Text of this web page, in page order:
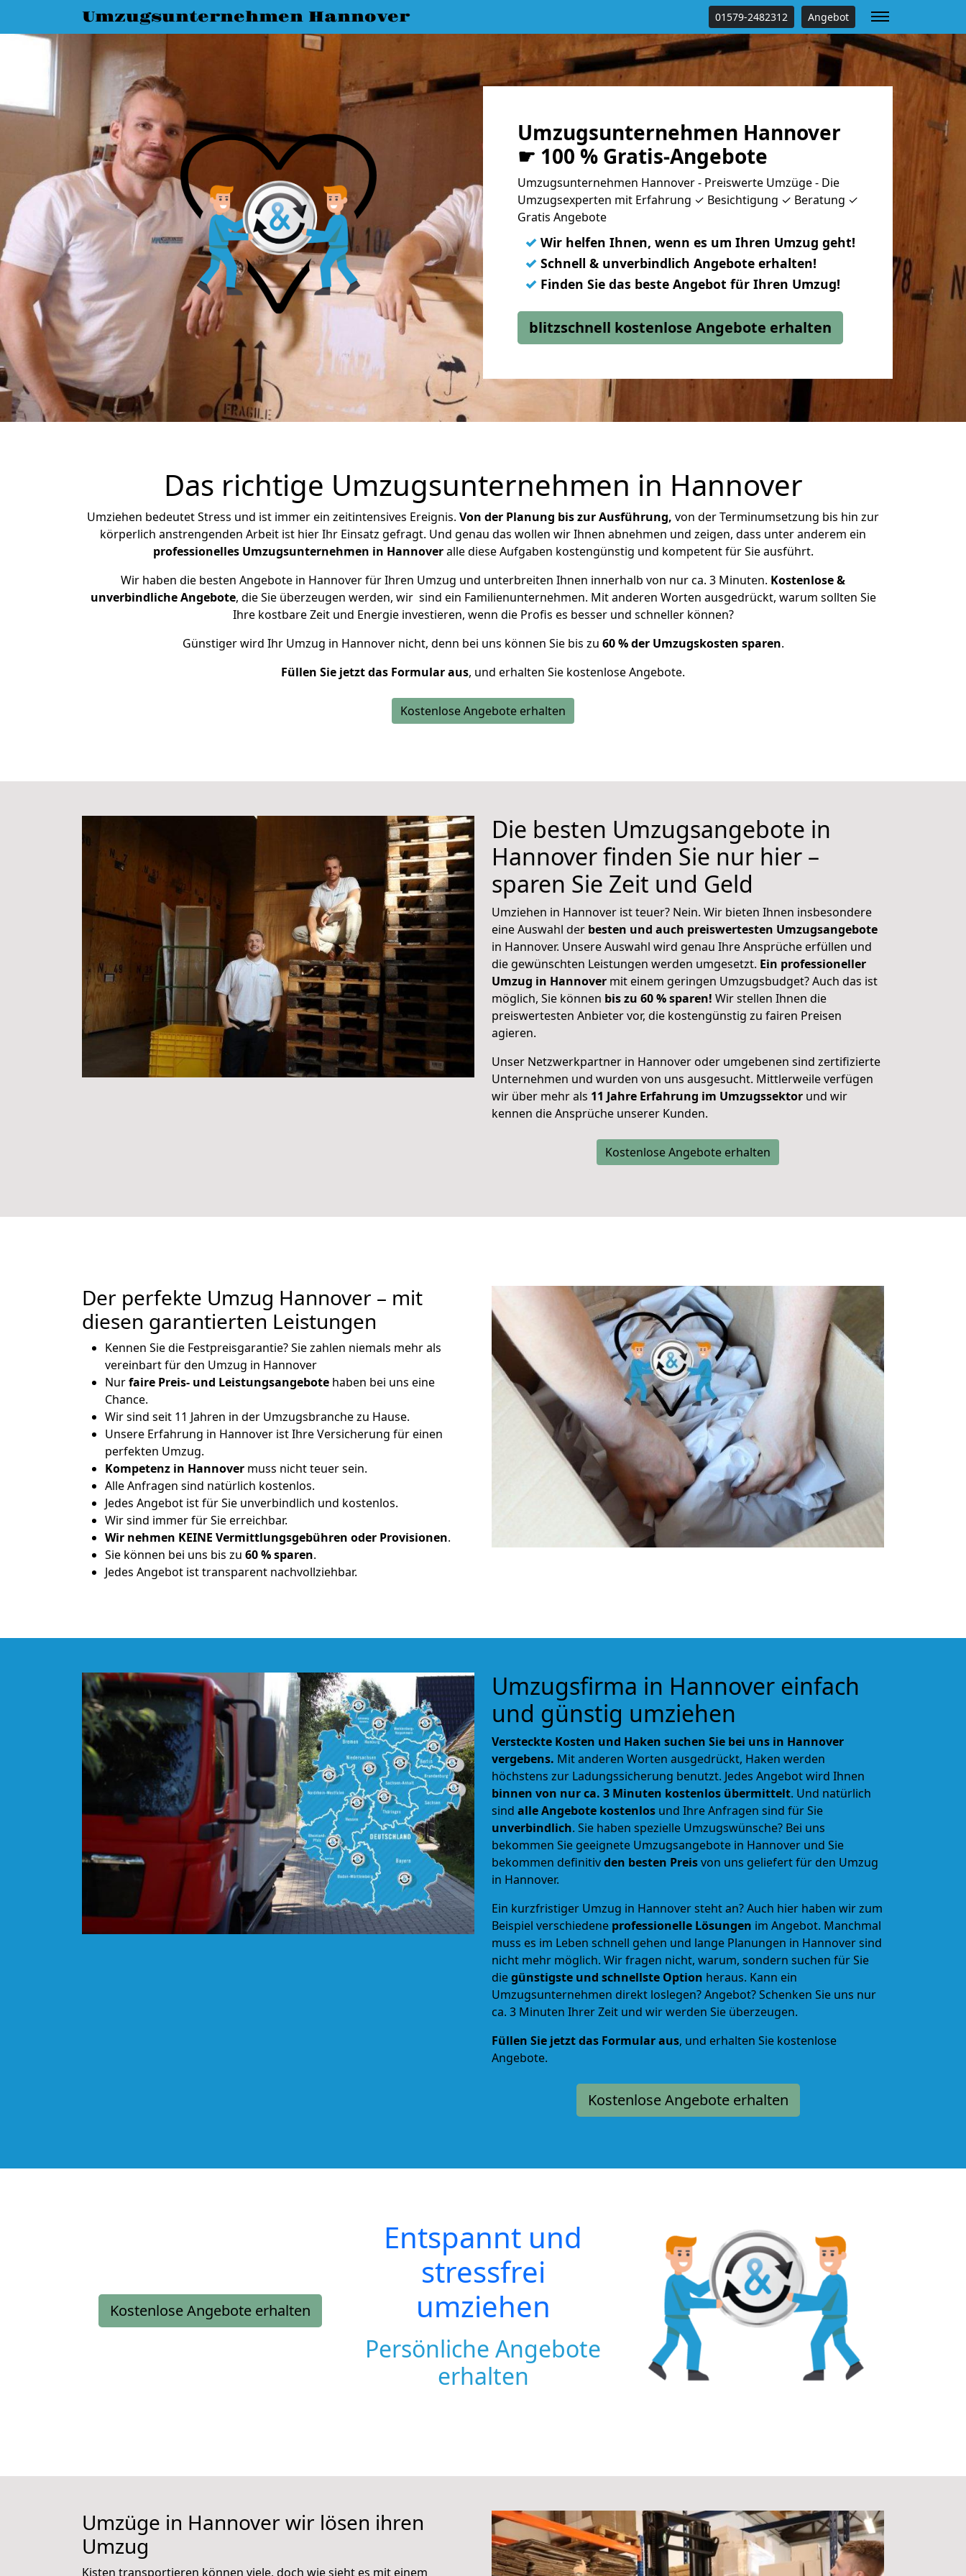
Umzugsunternehmen Hannover 01579-2482312 Angebot
Umzugsunternehmen Hannover
☛ 100 % Gratis-Angebote
Umzugsunternehmen Hannover - Preiswerte Umzüge - Die
Umzugsexperten mit Erfahrung ✓ Besichtigung ✓ Beratung ✓
Gratis Angebote
✓ Wir helfen Ihnen, wenn es um Ihren Umzug geht!
✓ Schnell & unverbindlich Angebote erhalten!
✓ Finden Sie das beste Angebot für Ihren Umzug!
blitzschnell kostenlose Angebote erhalten
Das richtige Umzugsunternehmen in Hannover
Umziehen bedeutet Stress und ist immer ein zeitintensives Ereignis. Von der Planung bis zur Ausführung, von der Terminumsetzung bis hin zur
körperlich anstrengenden Arbeit ist hier Ihr Einsatz gefragt. Und genau das wollen wir Ihnen abnehmen und zeigen, dass unter anderem ein
professionelles Umzugsunternehmen in Hannoveralle diese Aufgaben kostengünstig und kompetent für Sie ausführt.
Wir haben die besten Angebote in Hannover für Ihren Umzug und unterbreiten Ihnen innerhalb von nur ca. 3 Minuten. Kostenlose &
unverbindliche Angebote, die Sie überzeugen werden, wir sind ein Familienunternehmen. Mit anderen Worten ausgedrückt, warum sollten Sie
Ihre kostbare Zeit und Energie investieren, wenn die Profis es besser und schneller können?
Günstiger wird Ihr Umzug in Hannover nicht, denn bei uns können Sie bis zu 60 % der Umzugskosten sparen.
Füllen Sie jetzt das Formular aus, und erhalten Sie kostenlose Angebote.
Kostenlose Angebote erhalten
Die besten Umzugsangebote in
Hannover finden Sie nur hier –
sparen Sie Zeit und Geld
Umziehen in Hannover ist teuer? Nein. Wir bieten Ihnen insbesondere
eine Auswahl der besten und auch preiswertesten Umzugsangebote
in Hannover. Unsere Auswahl wird genau Ihre Ansprüche erfüllen und
die gewünschten Leistungen werden umgesetzt. Ein professioneller
Umzug in Hannover mit einem geringen Umzugsbudget? Auch das ist
möglich, Sie können bis zu 60 % sparen! Wir stellen Ihnen die
preiswertesten Anbieter vor, die kostengünstig zu fairen Preisen
agieren.
Unser Netzwerkpartner in Hannover oder umgebenen sind zertifizierte
Unternehmen und wurden von uns ausgesucht. Mittlerweile verfügen
wir über mehr als 11 Jahre Erfahrung im Umzugssektor und wir
kennen die Ansprüche unserer Kunden.
Kostenlose Angebote erhalten
Der perfekte Umzug Hannover – mit
diesen garantierten Leistungen
Kennen Sie die Festpreisgarantie? Sie zahlen niemals mehr als
vereinbart für den Umzug in Hannover
Nurfaire Preis- und Leistungsangebote haben bei uns eine
Chance.
Wir sind seit 11 Jahren in der Umzugsbranche zu Hause.
Unsere Erfahrung in Hannover ist Ihre Versicherung für einen
perfekten Umzug.
Kompetenz in Hannover muss nicht teuer sein.
Alle Anfragen sind natürlich kostenlos.
Jedes Angebot ist für Sie unverbindlich und kostenlos.
Wir sind immer für Sie erreichbar.
Wir nehmen KEINE Vermittlungsgebühren oder Provisionen.
Sie können bei uns bis zu 60 % sparen.
Jedes Angebot ist transparent nachvollziehbar.
Umzugsfirma in Hannover einfach
und günstig umziehen
Versteckte Kosten und Haken suchen Sie bei uns in Hannover
vergebens. Mit anderen Worten ausgedrückt, Haken werden
höchstens zur Ladungssicherung benutzt. Jedes Angebot wird Ihnen
binnen von nur ca. 3 Minuten kostenlos übermittelt. Und natürlich
sind alle Angebote kostenlos und Ihre Anfragen sind für Sie
unverbindlich. Sie haben spezielle Umzugswünsche? Bei uns
bekommen Sie geeignete Umzugsangebote in Hannover und Sie
bekommen definitivden besten Preisvon uns geliefert für den Umzug
in Hannover.
Ein kurzfristiger Umzug in Hannover steht an? Auch hier haben wir zum
Beispiel verschiedene professionelle Lösungen im Angebot. Manchmal
muss es im Leben schnell gehen und lange Planungen in Hannover sind
nicht mehr möglich. Wir fragen nicht, warum, sondern suchen für Sie
diegünstigste und schnellste Option heraus. Kann ein
Umzugsunternehmen direkt loslegen? Angebot? Schenken Sie uns nur
ca. 3 Minuten Ihrer Zeit und wir werden Sie überzeugen.
Füllen Sie jetzt das Formular aus, und erhalten Sie kostenlose
Angebote.
Kostenlose Angebote erhalten
Kostenlose Angebote erhalten
Entspannt und
stressfrei
umziehen
Persönliche Angebote
erhalten
Umzüge in Hannover wir lösen ihren
Umzug
Kisten transportieren können viele, doch wie sieht es mit einem